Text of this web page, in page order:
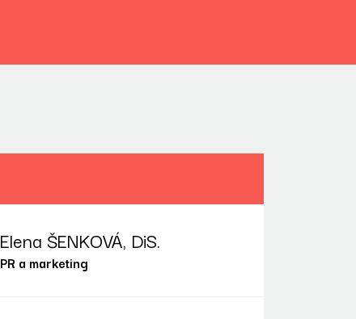
Elena ŠENKOVÁ, DiS.
PR a marketing